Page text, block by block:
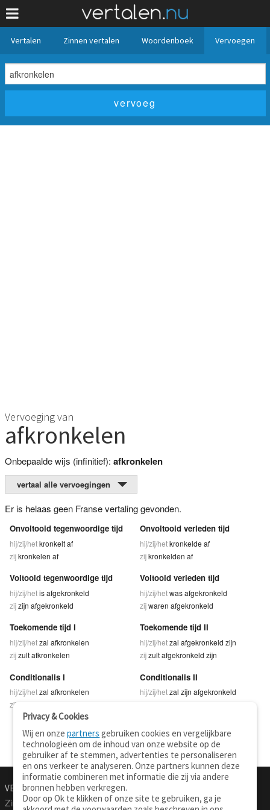
Vertalen Zinnen vertalen Woordenboek Vervoegen
Vervoeging van
afkronkelen
Onbepaalde wijs (infinitief): afkronkelen
vertaal alle vervoegingen
Er is helaas geen Franse vertaling gevonden.
Onvoltooid tegenwoordige tijd
hij/zij/hetkronkelt af
zijkronkelen af
Onvoltooid verleden tijd
hij/zij/hetkronkelde af
zijkronkelden af
Voltooid tegenwoordige tijd
hij/zij/hetis afgekronkeld
zijzijn afgekronkeld
Voltooid verleden tijd
hij/zij/hetwas afgekronkeld
zijwaren afgekronkeld
Toekomende tijd I
hij/zij/hetzal afkronkelen
zijzult afkronkelen
Toekomende tijd II
hij/zij/hetzal afgekronkeld zijn
zijzult afgekronkeld zijn
Conditionalis I
hij/zij/hetzal afkronkelen
zij
Conditionalis II
hij/zij/hetzal zijn afgekronkeld
VERTALEN.NU
Zinnen vertalen Over deze site
Privacy & Cookies
Wij en onzepartners gebruiken cookies en vergelijkbare
technologieën om de inhoud van onze website op de
gebruiker af te stemmen, advertenties te personaliseren
en ons verkeer te analyseren. Onze partners kunnen deze
informatie combineren met informatie die zij via andere
bronnen hebben verkregen.
Door op Ok te klikken of onze site te gebruiken, ga je